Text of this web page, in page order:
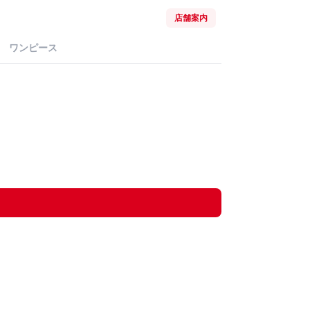
店舗案内
ワンピース